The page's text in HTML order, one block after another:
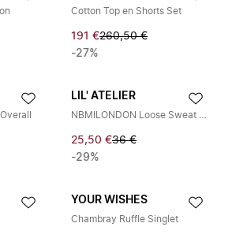
Cotton Top en Shorts Set
191 €260,50 €
-27%
LIL' ATELIER
NBMILONDON Loose Sweat Overall
25,50 €36 €
-29%
YOUR WISHES
Chambray Ruffle Singlet